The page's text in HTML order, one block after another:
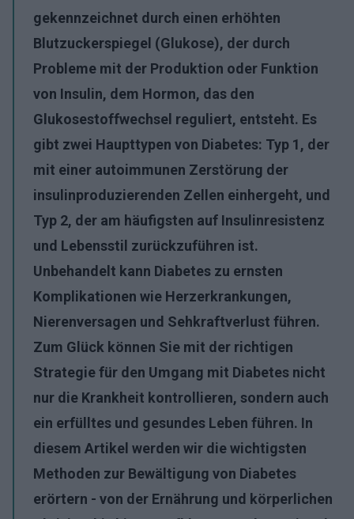
gekennzeichnet durch einen erhöhten
Blutzuckerspiegel (Glukose), der durch
Probleme mit der Produktion oder Funktion
von Insulin, dem Hormon, das den
Glukosestoffwechsel reguliert, entsteht. Es
gibt zwei Haupttypen von Diabetes: Typ 1, der
mit einer autoimmunen Zerstörung der
insulinproduzierenden Zellen einhergeht, und
Typ 2, der am häufigsten auf Insulinresistenz
und Lebensstil zurückzuführen ist.
Unbehandelt kann Diabetes zu ernsten
Komplikationen wie Herzerkrankungen,
Nierenversagen und Sehkraftverlust führen.
Zum Glück können Sie mit der richtigen
Strategie für den Umgang mit Diabetes nicht
nur die Krankheit kontrollieren, sondern auch
ein erfülltes und gesundes Leben führen. In
diesem Artikel werden wir die wichtigsten
Methoden zur Bewältigung von Diabetes
erörtern - von der Ernährung und körperlichen